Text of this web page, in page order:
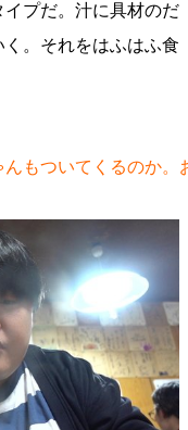
プだ。汁に具材のだ
。それをはふはふ食
もついてくるのか。